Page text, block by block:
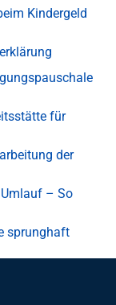
Kindergeld
für
der
– So
sprunghaft